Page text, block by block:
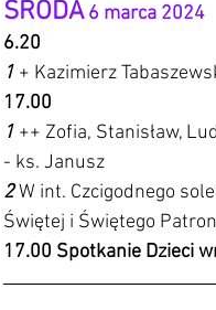
ŚRODA 6 marca 2024
6.20
1 + Kazimierz
17.00
1 ++ Zofia, Stanisław,
- ks. Janusz
2 W int. Czcigodnego
Świętej i Świętego
17.00 Spotkanie Dzieci